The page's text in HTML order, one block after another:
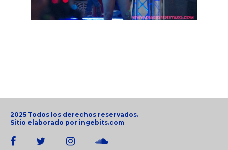
2025 Todos los derechos reservados.
Sitio elaborado por ingebits.com